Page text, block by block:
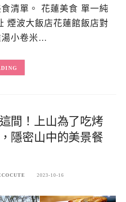
清單。 花蓮美食 單一純
煙波大飯店花蓮館飯店對
湯小卷米…
間！上山為了吃烤
隱密山中的美景餐
2023-10-16